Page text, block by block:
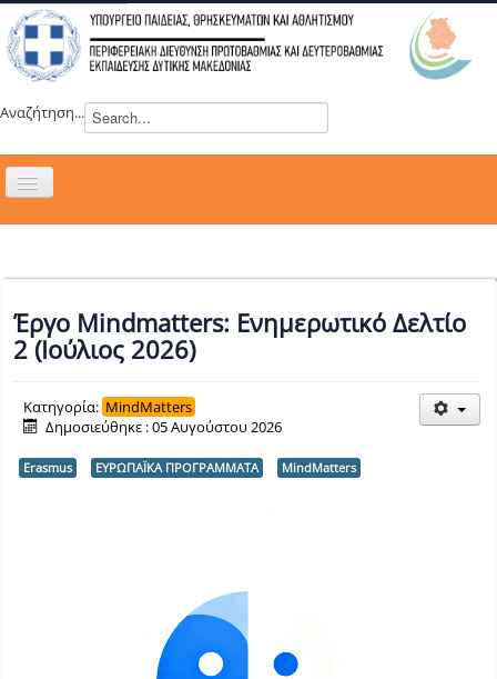
Αναζήτηση...
Εναλλαγή
ΣΥΜΒΟΥΛΙΑ
ΕΥΡΩΠΑΪΚΑ ΠΡΟΓΡΑΜΜΑΤΑ
ΔΡΑΣΕΙΣ
ΕΠΙΚΟΙΝΩΝΙΑ
Έργο Mindmatters: Ενημερωτικό Δελτίο
2 (Ιούλιος 2026)
Κατηγορία: MindMatters
Δημοσιεύθηκε : 05 Αυγούστου 2026
Erasmus ΕΥΡΩΠΑΪΚΑ ΠΡΟΓΡΑΜΜΑΤΑ MindMatters